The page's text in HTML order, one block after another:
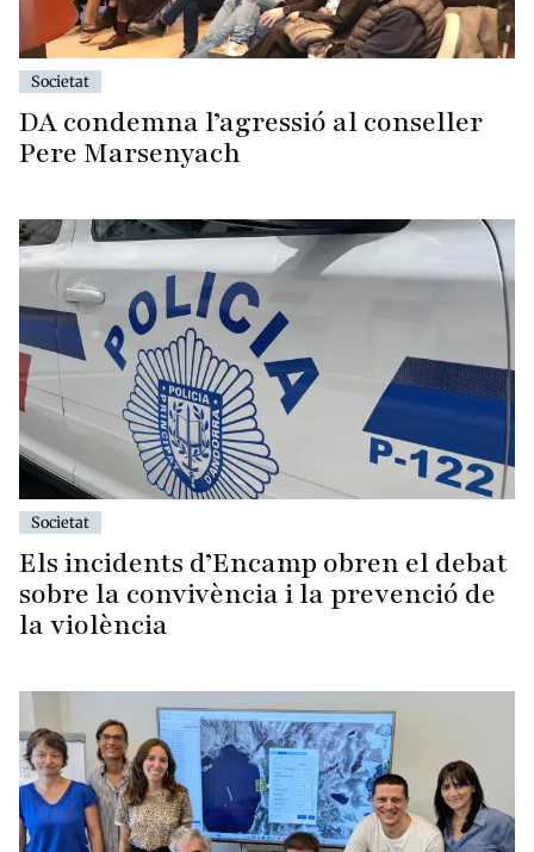
Societat
DA condemna l’agressió al conseller
Pere Marsenyach
Societat
Els incidents d’Encamp obren el debat
sobre la convivència i la prevenció de
la violència